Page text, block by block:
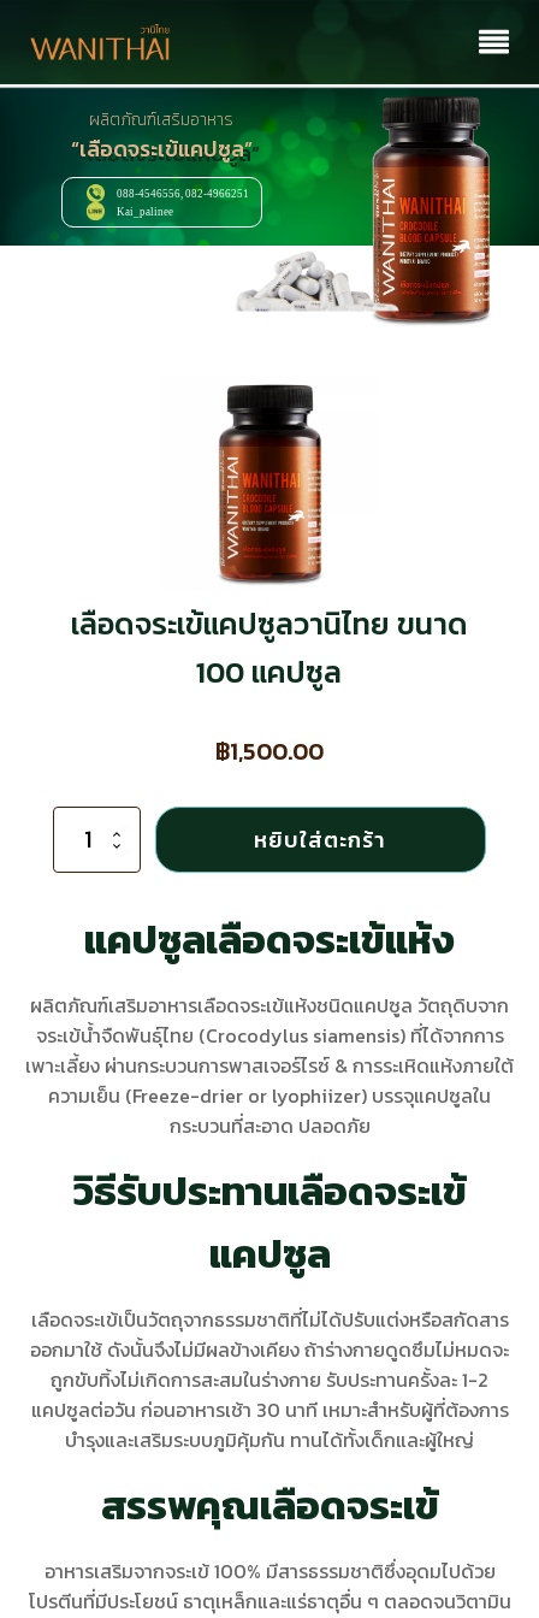
ผลิตภัณฑ์เสริมอาหาร
“เลือดจระเข้แคปซูล”
088-4546556, 082-4966251
Kai_palinee
เลือดจระเข้แคปซูลวานิไทย ขนาด
100 แคปซูล
฿1,500.00
จำนวน
จระเข้
100
แคปซูล
หยิบใส่ตะกร้า
แคปซูลเลือดจระเข้แห้ง
ผลิตภัณฑ์เสริมอาหารเลือดจระเข้แห้งชนิดแคปซูล วัตถุดิบจาก
จระเข้น้ำจืดพันธุ์ไทย (Crocodylus siamensis) ที่ได้จากการ
เพาะเลี้ยง ผ่านกระบวนการพาสเจอร์ไรซ์ & การระเหิดแห้งภายใต้
ความเย็น (Freeze-drier or lyophiizer) บรรจุแคปซูลใน
กระบวนที่สะอาด ปลอดภัย
วิธีรับประทานเลือดจระเข้
แคปซูล
เลือดจระเข้เป็นวัตถุจากธรรมชาติที่ไม่ได้ปรับแต่งหรือสกัดสาร
ออกมาใช้ ดังนั้นจึงไม่มีผลข้างเคียง ถ้าร่างกายดูดซึมไม่หมดจะ
ถูกขับทิ้งไม่เกิดการสะสมในร่างกาย รับประทานครั้งละ 1-2
แคปซูลต่อวัน ก่อนอาหารเช้า 30 นาที เหมาะสำหรับผู้ที่ต้องการ
บำรุงและเสริมระบบภูมิคุ้มกัน ทานได้ทั้งเด็กและผู้ใหญ่
สรรพคุณเลือดจระเข้
อาหารเสริมจากจระเข้ 100% มีสารธรรมชาติซึ่งอุดมไปด้วย
โปรตีนที่มีประโยชน์ ธาตุเหล็กและแร่ธาตุอื่น ๆ ตลอดจนวิตามิน